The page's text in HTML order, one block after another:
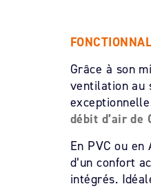
Grâce à son
ventilation au
débit d’air de
En PVC ou
d’un confort
intégrés.